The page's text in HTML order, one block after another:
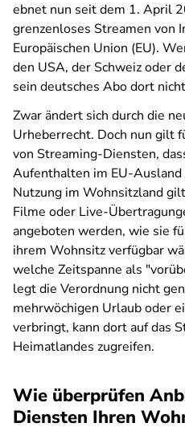
ebnet nun seit dem 1. April
grenzenloses Streamen von
Europäischen Union (EU).
den USA, der Schweiz oder
sein deutsches Abo dort
Zwar ändert sich durch die
Urheberrecht. Doch nun gilt
von Streaming-Diensten,
Aufenthalten im EU-
Nutzung im Wohnsitzland
Filme oder Live-
angeboten werden, wie sie
ihrem Wohnsitz verfügbar
welche Zeitspanne als
legt die Verordnung nicht
mehrwöchigen Urlaub oder
verbringt, kann dort auf das
Heimatlandes zugreifen.
Wie überprüfen
Diensten Ihren